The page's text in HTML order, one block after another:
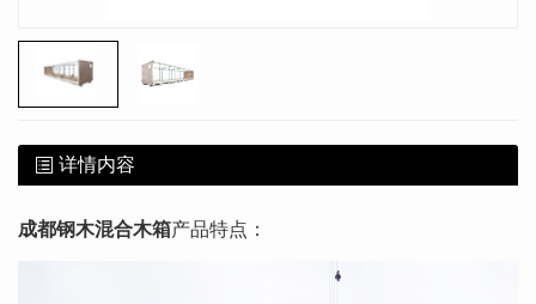
详情内容
成都钢木混合木箱产品特点：